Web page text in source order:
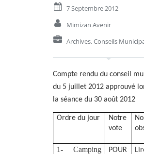
7 Septembre 2012
Mimizan Avenir
Archives,Conseils
Compte rendu du conseil
du 5 juillet 2012 approuvé
la séance du 30 août 2012
Ordre du jour
Notre
vote
1- Camping
POUR